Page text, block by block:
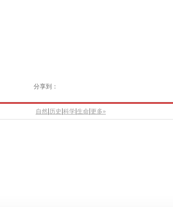
分享到：
自然 历史 科学 生命 更多»